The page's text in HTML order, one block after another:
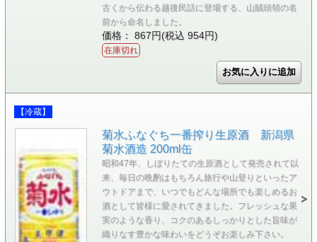
古くから伝わる越後民話に登場する、山賊頭領の名
前から命名しました。
価格： 867円(税込 954円)
在庫切れ
【冷蔵】
菊水ふなぐち一番搾り生原酒 新潟県
菊水酒造 200ml缶
昭和47年、しぼりたての生原酒として発売されて以
来、毎日の晩酌はもちろん旅行や山登りといったア
ウトドアまで、いつでもどんな場所でも楽しめるお
酒として皆様に愛されてきました。フレッシュな果
実のような香り、コクのあるしっかりとした旨味が
織りなす豊かな味わいをどうぞお楽しみ下さい。